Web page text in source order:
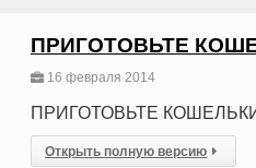
ПРИГОТОВЬТЕ
16 февраля 2014
ПРИГОТОВЬТЕ
Открыть полную версию